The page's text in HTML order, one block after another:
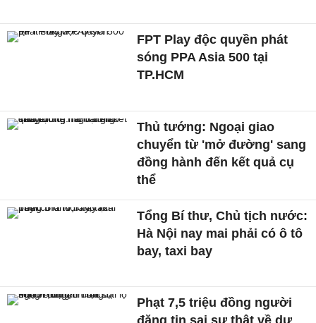
FPT Play độc quyền phát
sóng PPA Asia 500 tại
TP.HCM
Thủ tướng: Ngoại giao
chuyển từ 'mở đường' sang
đồng hành đến kết quả cụ
thể
Tổng Bí thư, Chủ tịch nước:
Hà Nội nay mai phải có ô tô
bay, taxi bay
Phạt 7,5 triệu đồng người